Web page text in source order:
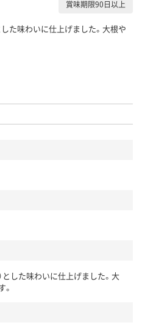
賞味期限90日以上
た味わいに仕上げました。大根や
した味わいに仕上げました。大